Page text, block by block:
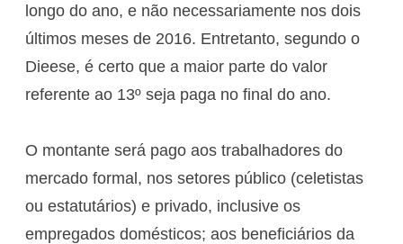
longo do ano, e não necessariamente nos dois
últimos meses de 2016. Entretanto, segundo o
Dieese, é certo que a maior parte do valor
referente ao 13º seja paga no final do ano.
O montante será pago aos trabalhadores do
mercado formal, nos setores público (celetistas
ou estatutários) e privado, inclusive os
empregados domésticos; aos beneficiários da